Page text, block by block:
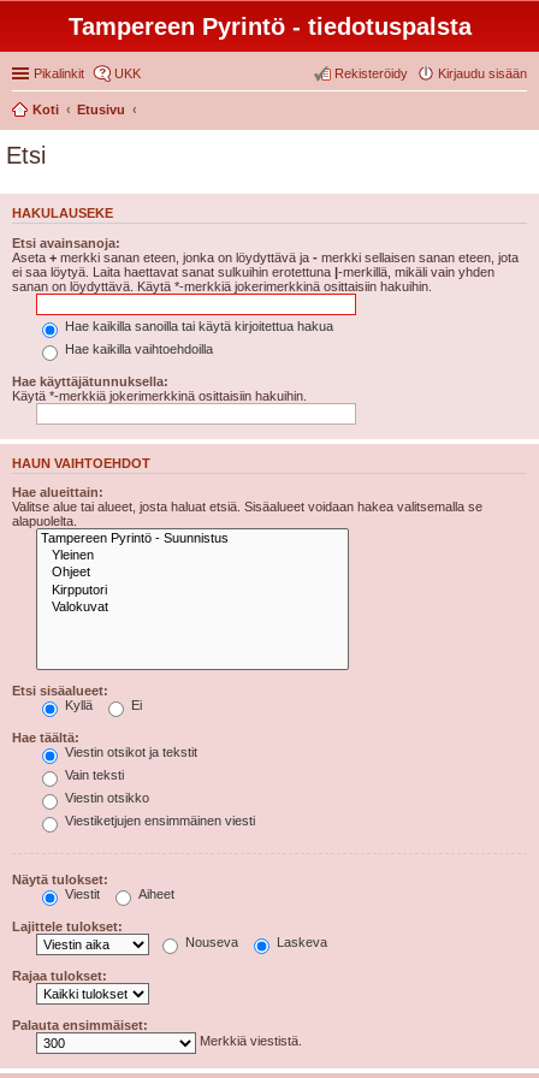
Tampereen Pyrintö - tiedotuspalsta
Pikalinkit UKK Kirjaudu sisään
Rekisteröidy
Koti Etusivu
Etsi
HAKULAUSEKE
Etsi avainsanoja:
Aseta + merkki sanan eteen, jonka on löydyttävä ja - merkki sellaisen sanan eteen, jota
ei saa löytyä. Laita haettavat sanat sulkuihin erotettuna |-merkillä, mikäli vain yhden
sanan on löydyttävä. Käytä *-merkkiä jokerimerkkinä osittaisiin hakuihin.
Hae kaikilla sanoilla tai käytä kirjoitettua hakua
Hae kaikilla vaihtoehdoilla
Hae käyttäjätunnuksella:
Käytä *-merkkiä jokerimerkkinä osittaisiin hakuihin.
HAUN VAIHTOEHDOT
Hae alueittain:
Valitse alue tai alueet, josta haluat etsiä. Sisäalueet voidaan hakea valitsemalla se
alapuolelta.
Etsi sisäalueet:
Kyllä
Ei
Hae täältä:
Viestin otsikot ja tekstit
Vain teksti
Viestin otsikko
Viestiketjujen ensimmäinen viesti
Näytä tulokset:
Viestit
Aiheet
Lajittele tulokset:
Nouseva
Laskeva
Rajaa tulokset:
Palauta ensimmäiset:
Merkkiä viestistä.